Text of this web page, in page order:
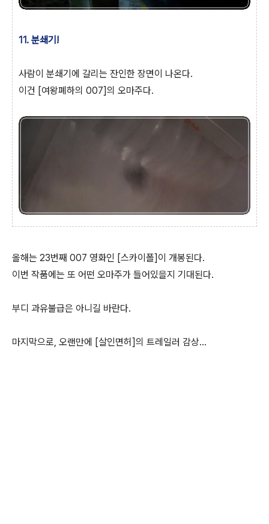
11. 분쇄기!
사람이 분쇄기에 갈리는 잔인한 장면이 나온다.
이건 [여왕폐하의 007]의 오마주다.
올해는 23번째 007 영화인 [스카이폴]이 개봉된다.
이번 작품에는 또 어떤 오마주가 들어있을지 기대된다.
부디 과유불급은 아니길 바란다.
마지막으로, 오랜만에 [살인면허]의 트레일러 감상…